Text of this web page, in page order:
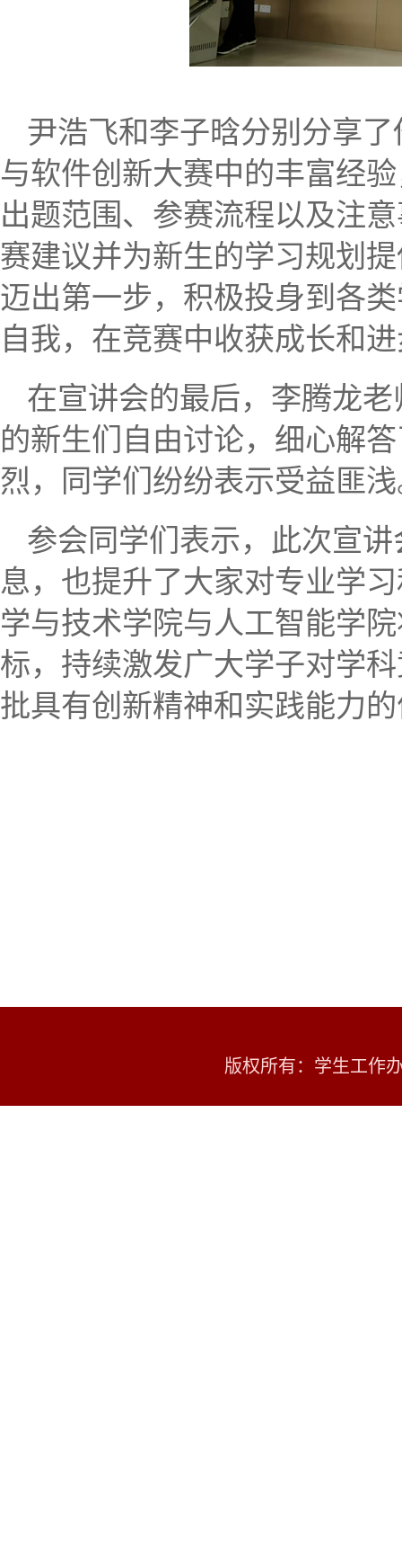
尹浩飞和李子晗分别分享
与软件创新大赛中的丰富经
出题范围、参赛流程以及注
赛建议并为新生的学习规划
迈出第一步，积极投身到各
自我，在竞赛中收获成长和
在宣讲会的最后，李腾龙
的新生们自由讨论，细心解
烈，同学们纷纷表示受益匪
参会同学们表示，此次宣
息，也提升了大家对专业学
学与技术学院与人工智能学
标，持续激发广大学子对学
批具有创新精神和实践能力
版权所有：学生工作